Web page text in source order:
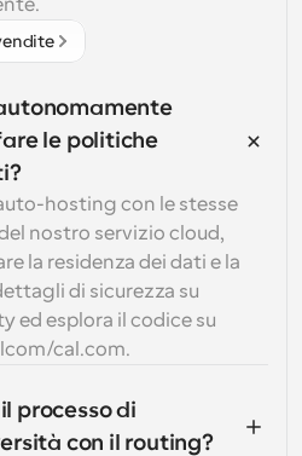
le politiche
hosting con le stesse
nostro servizio cloud,
la residenza dei dati e la
di sicurezza su
ed esplora il codice su
cal.com.
processo di
con il routing?